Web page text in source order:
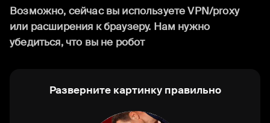
Возможно, сейчас вы используете VPN/proxy
или расширения к браузеру. Нам нужно
убедиться, что вы не робот
Разверните картинку правильно